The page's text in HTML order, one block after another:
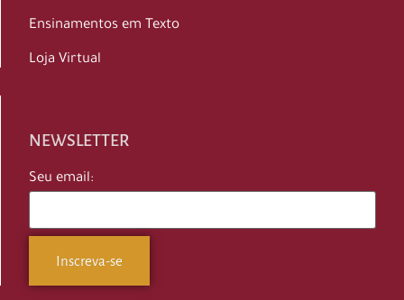
Ensinamentos em Texto
Loja Virtual
NEWSLETTER
Seu email: